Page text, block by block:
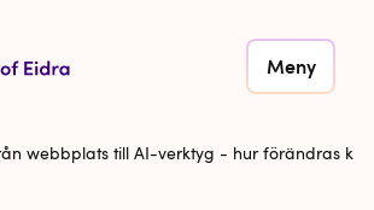
Meny
webbplats till AI-verktyg - hur förändras